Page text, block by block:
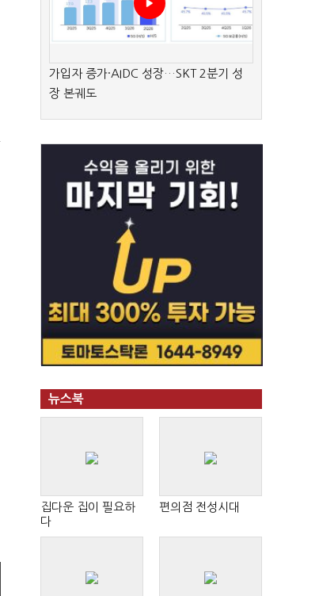
가입자 증가·AIDC 성장…SKT 2분기 성
장 본궤도
뉴스북
집다운 집이 필요하
다
편의점 전성시대